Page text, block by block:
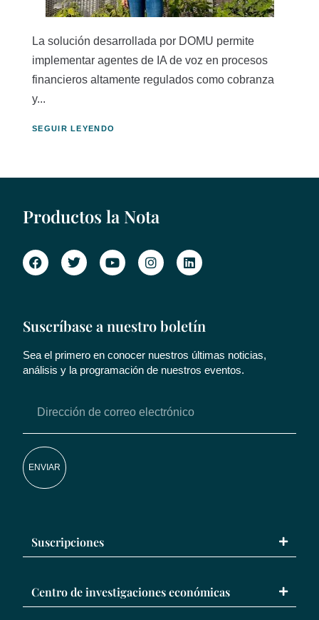
La solución desarrollada por DOMU permite
implementar agentes de IA de voz en procesos
financieros altamente regulados como cobranza
y...
SEGUIR LEYENDO
Productos la Nota
Suscríbase a nuestro boletín
Sea el primero en conocer nuestros últimas noticias,
análisis y la programación de nuestros eventos.
ENVIAR
Suscripciones
Centro de investigaciones económicas